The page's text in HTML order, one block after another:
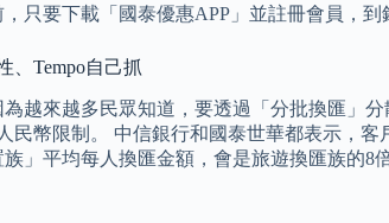
只要下載「國泰優惠APP」並註冊會員，
、Tempo自己抓
越來越多民眾知道，要透過「分批換匯」
民幣限制。 中信銀行和國泰世華都表示，
」平均每人換匯金額，會是旅遊換匯族的